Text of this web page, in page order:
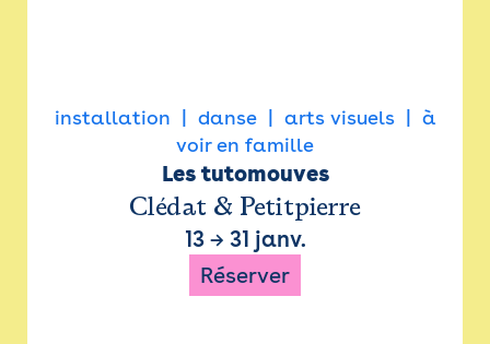
installation danse arts visuels
à
voir en famille
Les tutomouves
Clédat & Petitpierre
13→ 31 janv.
Réserver